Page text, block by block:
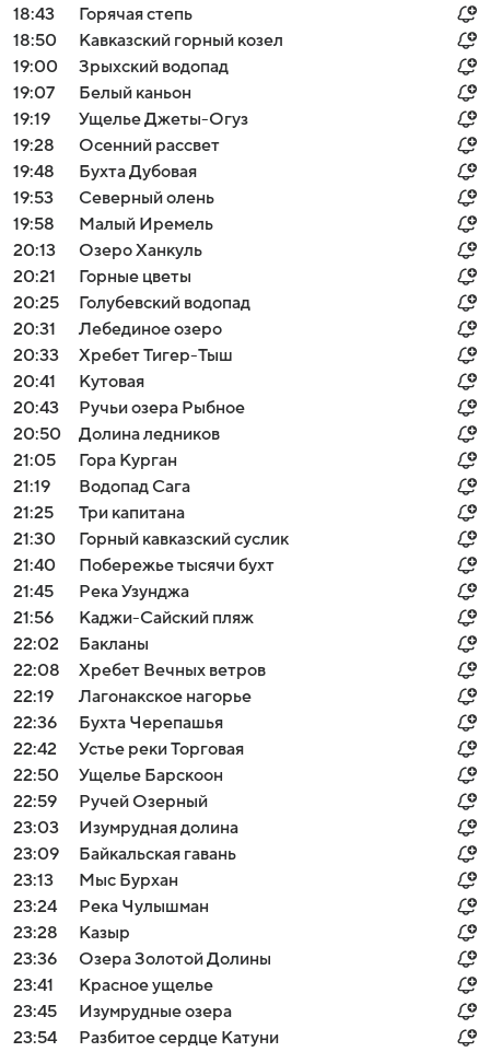
18:43
Горячая степь
18:50
Кавказский горный козел
19:00
Зрыхский водопад
19:07
Белый каньон
19:19
Ущелье Джеты-Огуз
19:28
Осенний рассвет
19:48
Бухта Дубовая
19:53
Северный олень
19:58
Малый Иремель
20:13
Озеро Ханкуль
20:21
Горные цветы
20:25
Голубевский водопад
20:31
Лебединое озеро
20:33
Хребет Тигер-Тыш
20:41
Кутовая
20:43
Ручьи озера Рыбное
20:50
Долина ледников
21:05
Гора Курган
21:19
Водопад Сага
21:25
Три капитана
21:30
Горный кавказский суслик
21:40
Побережье тысячи бухт
21:45
Река Узунджа
21:56
Каджи-Сайский пляж
22:02
Бакланы
22:08
Хребет Вечных ветров
22:19
Лагонакское нагорье
22:36
Бухта Черепашья
22:42
Устье реки Торговая
22:50
Ущелье Барскоон
22:59
Ручей Озерный
23:03
Изумрудная долина
23:09
Байкальская гавань
23:13
Мыс Бурхан
23:24
Река Чулышман
23:28
Казыр
23:36
Озера Золотой Долины
23:41
Красное ущелье
23:45
Изумрудные озера
23:54
Разбитое сердце Катуни